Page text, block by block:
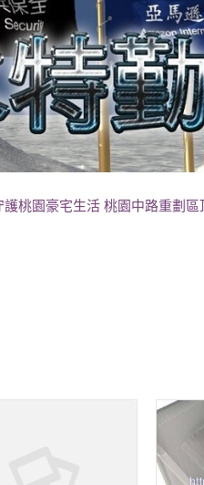
桃園豪宅生活 桃園中路重劃